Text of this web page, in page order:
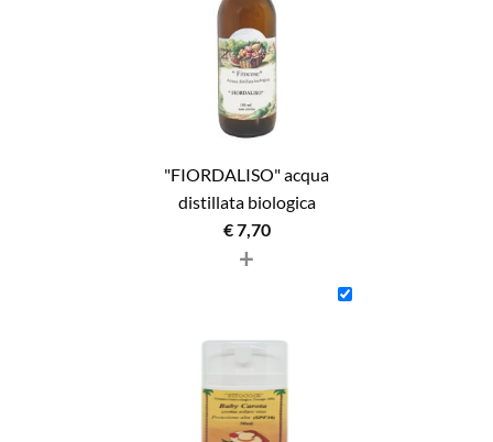
"FIORDALISO" acqua
distillata biologica
€7,70
+